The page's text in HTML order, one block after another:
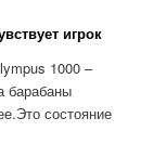
игрок
1000 –
барабаны
состояние